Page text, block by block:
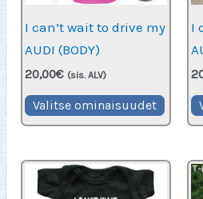
I can’t wait to drive my
AUDI (BODY)
20,00€ (sis. ALV)
Valitse ominaisuudet Tällä
I